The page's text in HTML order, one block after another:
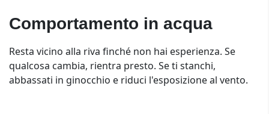
Comportamento in acqua
Resta vicino alla riva finché non hai esperienza. Se
qualcosa cambia, rientra presto. Se ti stanchi,
abbassati in ginocchio e riduci l'esposizione al vento.